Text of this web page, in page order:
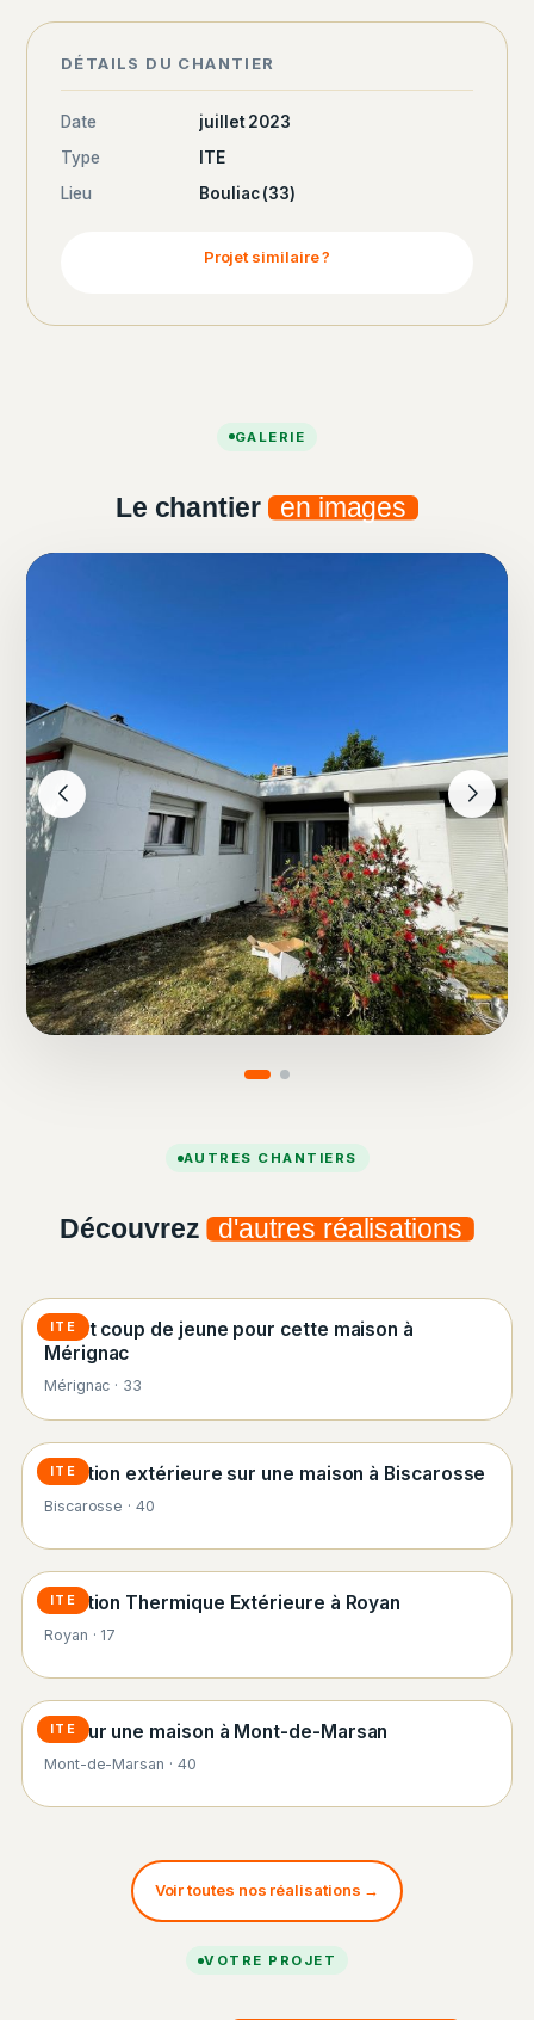
DÉTAILS DU CHANTIER
Date
juillet 2023
Type
ITE
Lieu
Bouliac (33)
Projet similaire ?
GALERIE
Le chantier en images
AUTRES CHANTIERS
Découvrez d'autres réalisations
ITE
ITE et coup de jeune pour cette maison à
Mérignac
Mérignac · 33
ITE
Isolation extérieure sur une maison à Biscarosse
Biscarosse · 40
ITE
Isolation Thermique Extérieure à Royan
Royan · 17
ITE
ITE sur une maison à Mont-de-Marsan
Mont-de-Marsan · 40
Voir toutes nos réalisations →
VOTRE PROJET